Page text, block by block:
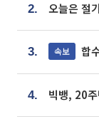
2. 오늘은 절
3. 속보 합수
4.